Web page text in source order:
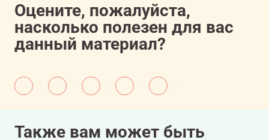
Оцените, пожалуйста,
насколько полезен для вас
данный материал?
Также вам может быть